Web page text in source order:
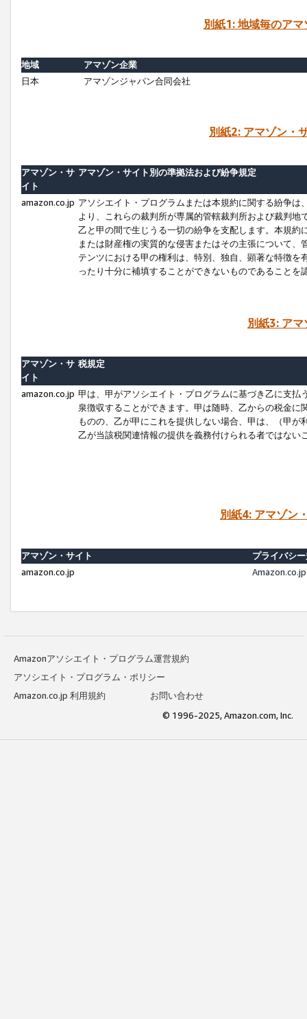
別紙1: 地域毎のア
地域
アマゾン企業
日本
アマゾンジャパン合同会社
別紙2: アマゾン・
アマゾン・サ
イト
アマゾン・サイト別の準拠法および紛争規定
amazon.co.jp アソシエイト・プログラムまたは本規約に関する紛争
より、これらの裁判所が専属的管轄裁判所および裁判
乙と甲の間で生じうる一切の紛争を支配します。本規
または財産権の実質的な侵害またはその主張について
テンツにおける甲の権利は、特別、独自、顕著な特徴
ったり十分に補填することができないものであることを
別紙3: ア
アマゾン・サ
イト
税規定
amazon.co.jp 甲は、甲がアソシエイト・プログラムに基づき乙に支
泉徴収することができます。甲は随時、乙からの税金
ものの、乙が甲にこれを提供しない場合、甲は、（甲
乙が当該税関連情報の提供を義務付けられる者ではな
別紙4: アマゾン
アマゾン・サイト
プライバシ
amazon.co.jp
Amazonアソシエイト・プログラム運営規約
アソシエイト・プログラム・ポリシー
Amazon.co.jp 利用規約
お問い合わせ
© 1996-2025, Amazon.com, Inc.